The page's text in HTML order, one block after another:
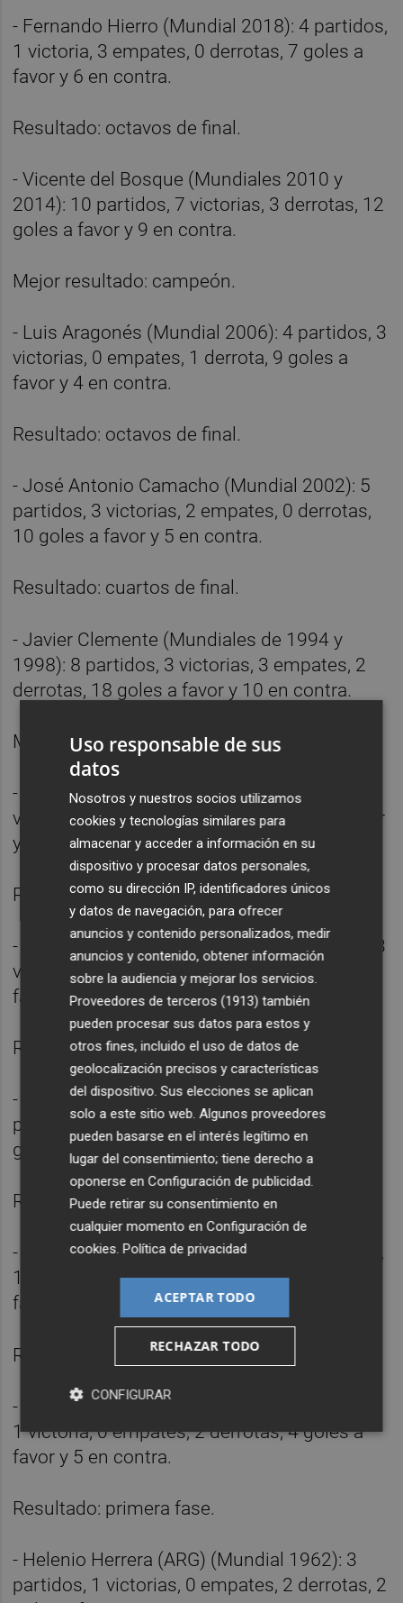
- Fernando Hierro (Mundial 2018): 4 partidos,
1 victoria, 3 empates, 0 derrotas, 7 goles a
favor y 6 en contra.
Resultado: octavos de final.
- Vicente del Bosque (Mundiales 2010 y
2014): 10 partidos, 7 victorias, 3 derrotas, 12
goles a favor y 9 en contra.
Mejor resultado: campeón.
- Luis Aragonés (Mundial 2006): 4 partidos, 3
victorias, 0 empates, 1 derrota, 9 goles a
favor y 4 en contra.
Resultado: octavos de final.
- José Antonio Camacho (Mundial 2002): 5
partidos, 3 victorias, 2 empates, 0 derrotas,
10 goles a favor y 5 en contra.
Resultado: cuartos de final.
- Javier Clemente (Mundiales de 1994 y
1998): 8 partidos, 3 victorias, 3 empates, 2
derrotas, 18 goles a favor y 10 en contra.
Mejor resultado: cuartos de final.
- Luis Suárez (Mundial 1990): 4 partidos, 2
victorias, 1 empate, 1 derrota, 6 goles a favor
y 4 en contra.
Resultado: octavos de final.
- Miguel Muñoz (Mundial 1986): 5 partidos, 3
victorias, 1 empate, 1 derrota, 11 goles a
favor y 4 en contra.
Resultado: cuartos de final.
- José Santamaría (URU) (Mundial 1982): 5
partidos, 1 victoria, 2 empates, 2 derrotas, 4
goles a favor y 5 en contra.
Resultado: primera fase.
- Ladislao Kubala (Mundial 1978): 3 partidos,
1 victoria, 1 empate, 1 derrota, 2 goles a
favor y 2 en contra.
Resultado: primera fase.
- José Villalonga (Mundial 1966): 3 partidos,
1 victoria, 0 empates, 2 derrotas, 4 goles a
favor y 5 en contra.
Resultado: primera fase.
- Helenio Herrera (ARG) (Mundial 1962): 3
partidos, 1 victorias, 0 empates, 2 derrotas, 2
Uso responsable de sus
datos
Nosotros y nuestros socios utilizamos
cookies y tecnologías similares para
almacenar y acceder a información en su
dispositivo y procesar datos personales,
como su dirección IP, identificadores únicos
y datos de navegación, para ofrecer
anuncios y contenido personalizados, medir
anuncios y contenido, obtener información
sobre la audiencia y mejorar los servicios.
Proveedores de terceros (1913) también
pueden procesar sus datos para estos y
otros fines, incluido el uso de datos de
geolocalización precisos y características
del dispositivo. Sus elecciones se aplican
solo a este sitio web. Algunos proveedores
pueden basarse en el interés legítimo en
lugar del consentimiento; tiene derecho a
oponerse enConfiguración de publicidad
Puede retirar su consentimiento en
cualquier momento enConfiguración de
cookies .Política de privacidad
ACEPTAR TODO
RECHAZAR TODO
CONFIGURAR